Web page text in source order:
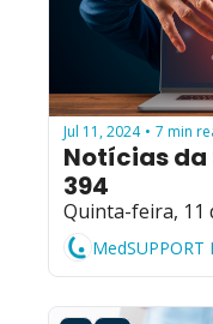
Jul 11, 2024 • 7 min
Notícias da
394
Quinta-feira, 11
MedSUPPORT